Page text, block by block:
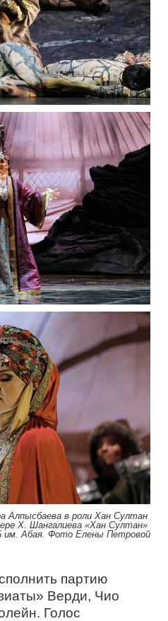
Алпысбаева в роли Хан Султан
Х. Шангалиева «Хан Султан»
им. Абая. Фото Елены Петровой
партию
Верди, Чио
Голос